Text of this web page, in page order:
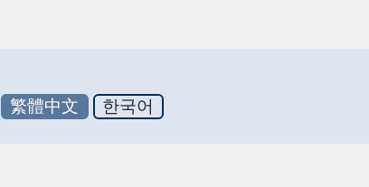
繁體中文 한국어